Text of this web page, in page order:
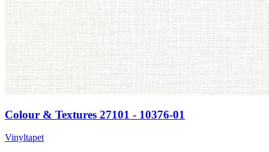
Colour & Textures 27101 - 10376-01
Vinyltapet